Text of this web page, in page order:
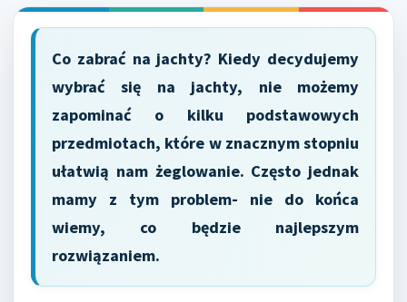
Co zabrać na jachty? Kiedy decydujemy
wybrać się na jachty, nie możemy
zapominać o kilku podstawowych
przedmiotach, które w znacznym stopniu
ułatwią nam żeglowanie. Często jednak
mamy z tym problem- nie do końca
wiemy, co będzie najlepszym
rozwiązaniem.